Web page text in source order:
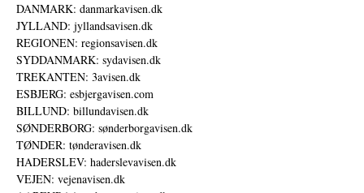
DANMARK: danmarkavisen.dk
JYLLAND: jyllandsavisen.dk
REGIONEN: regionsavisen.dk
SYDDANMARK: sydavisen.dk
TREKANTEN: 3avisen.dk
ESBJERG: esbjergavisen.com
BILLUND: billundavisen.dk
SØNDERBORG: sønderborgavisen.dk
TØNDER: tønderavisen.dk
HADERSLEV: haderslevavisen.dk
VEJEN: vejenavisen.dk